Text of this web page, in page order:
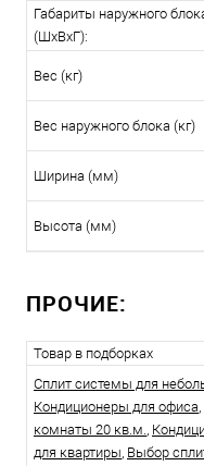
Габариты наружного
(ШxВxГ):
Вес (кг)
Вес наружного блока (кг)
Ширина (мм)
Высота (мм)
ПРОЧИЕ:
Товар в подборках
Сплит системы для
Кондиционеры для офиса,
комнаты 20 кв.м.,
для квартиры, Выбор